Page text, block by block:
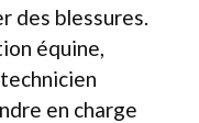
des blessures.
équine,
en charge